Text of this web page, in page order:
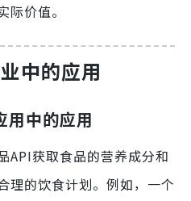
价值。
中的应用
中的应用
API获取食品的营养成分和
理的饮食计划。例如，一个